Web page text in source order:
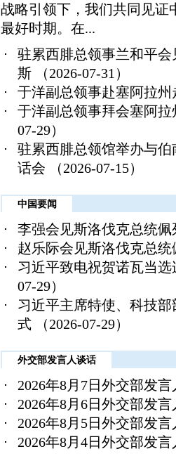
战略引领下，我们共同见证
最好时期。在...
驻累西腓总领事兰和平
斯 （2026-07-31）
于洋副总领事赴塞阿拉
于洋副总领事拜会塞阿
07-29）
驻累西腓总领馆举办与
话会 （2026-07-15）
中国要闻
李强会见斯洛伐克总统佩
赵乐际会见斯洛伐克总
习近平致电祝贺诺瓦当
07-29）
习近平主席特使、科技
式 （2026-07-29）
外交部发言人谈话
2026年8月7日外交部发
2026年8月6日外交部发
2026年8月5日外交部发
2026年8月4日外交部发